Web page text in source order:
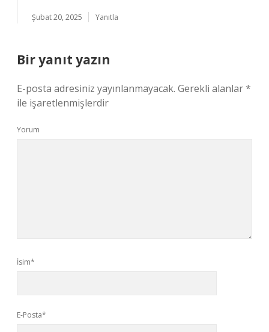
Şubat 20, 2025 Yanıtla
Bir yanıt yazın
E-posta adresiniz yayınlanmayacak. Gerekli alanlar*
ile işaretlenmişlerdir
Yorum
İsim*
E-Posta*